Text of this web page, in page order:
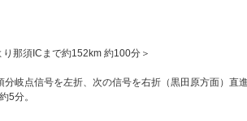
那須ICまで約152km 約100分＞
岐点信号を左折、次の信号を右折（黒田原方面）直
5分。